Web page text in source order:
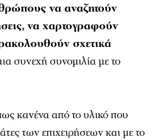
να αναζητούν
να χαρτογραφούν
σχετικά
συνεχή συνομιλία με το
κανένα από το υλικό που
των επιχειρήσεων και με το